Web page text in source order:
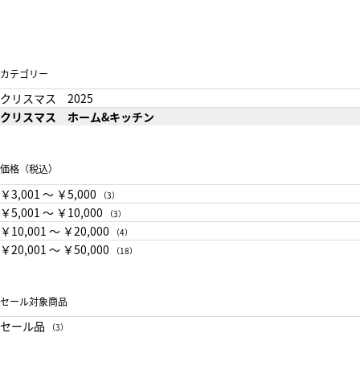
カテゴリー
クリスマス 2025
クリスマス ホーム&キッチン
価格（税込）
￥3,001 〜 ￥5,000 （3）
￥5,001 〜 ￥10,000 （3）
￥10,001 〜 ￥20,000 （4）
￥20,001 〜 ￥50,000 （18）
セール対象商品
セール品 （3）